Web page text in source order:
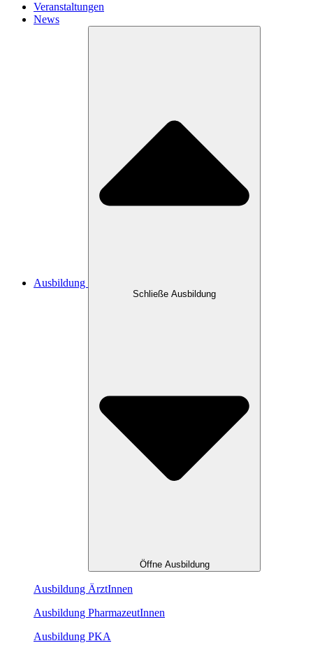
Veranstaltungen
News
Ausbildung
Schließe Ausbildung
Öffne Ausbildung
Ausbildung ÄrztInnen
Ausbildung PharmazeutInnen
Ausbildung PKA